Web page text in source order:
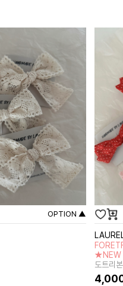
OPTION ▲
도트리